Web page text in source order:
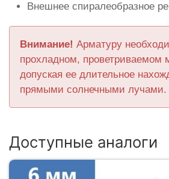
Внешнее спиралеобразное
Внимание! Арматуру
прохладном, проветриваемом
допуская ее длительное
прямыми солнечными лучами.
Доступные аналоги